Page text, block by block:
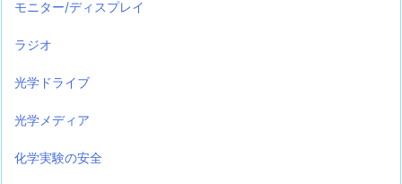
モニター/ディスプレイ
ラジオ
光学ドライブ
光学メディア
化学実験の安全